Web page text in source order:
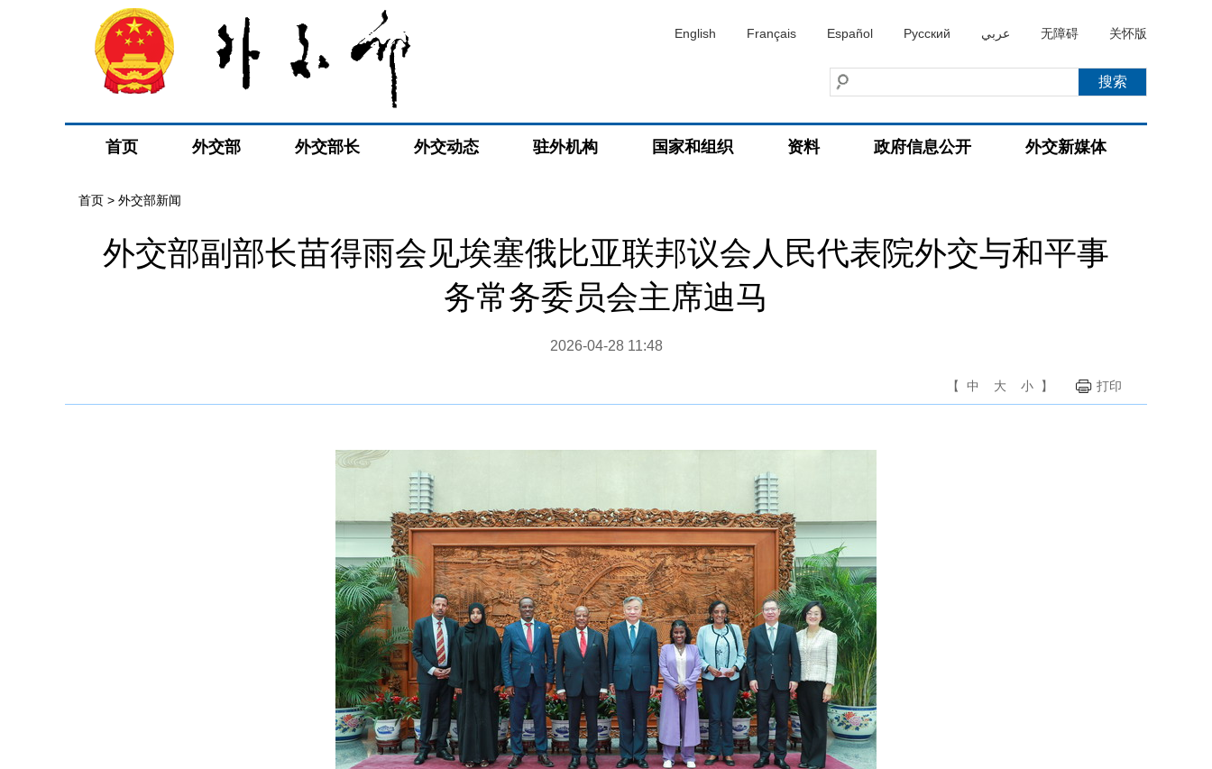
English Français Español Русский عربي 无障碍 关怀版
首页 外交部 外交部长 外交动态 驻外机构 国家和组织 资料 政府信息公开 外交新媒体
首页 > 外交部新闻
外交部副部长苗得雨会见埃塞俄比亚联邦议会人民代表院外交与和平事
务常务委员会主席迪马
2026-04-28 11:48
【 中 大 小 】 打印